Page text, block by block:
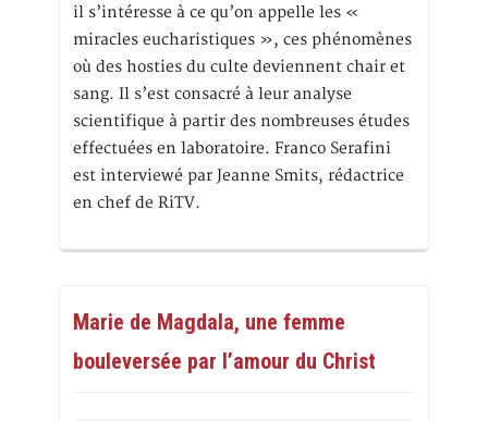
il s’intéresse à ce qu’on appelle les «
miracles eucharistiques », ces phénomènes
où des hosties du culte deviennent chair et
sang. Il s’est consacré à leur analyse
scientifique à partir des nombreuses études
effectuées en laboratoire. Franco Serafini
est interviewé par Jeanne Smits, rédactrice
en chef de RiTV.
Marie de Magdala, une femme
bouleversée par l’amour du Christ